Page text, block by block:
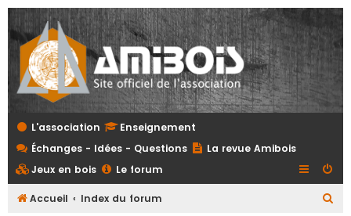
L'association
Enseignement
Échanges - Idées - Questions
La revue Amibois
Jeux en bois
Le forum
Accueil Index du forum